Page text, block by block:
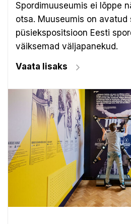
Spordimuuseumis ei lõppe
otsa. Muuseumis on
püsiekspositsioon Eesti
väiksemad väljapanekud.
Vaata lisaks